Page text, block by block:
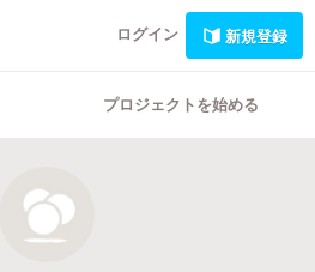
ログイン 新規登録
プロジェクトを始める